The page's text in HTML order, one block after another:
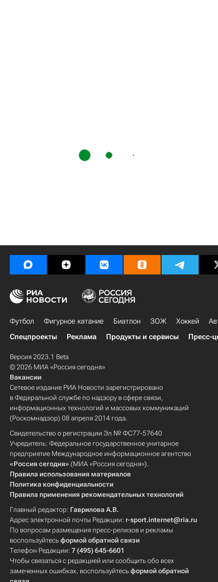
Футбол Фигурное катание Биатлон ЗОЖ Хоккей
Спецпроекты
Реклама Продукты и сервисы Пресс-
Версия 2023.1 Beta
© 2026 МИА «Россия сегодня»
Вакансии
Сетевое издание РИА Новости зарегистрировано
в Федеральной службе по надзору в сфере связи,
информационных технологий и массовых коммуникаций
(Роскомнадзор) 08 апреля 2014 года.
Свидетельство о регистрации Эл № ФС77-57640
Учредитель: Федеральное государственное унитарное
предприятие Международное информационное агентство
«Россия сегодня» (МИА «Россия сегодня»).
Правила использования материалов
Политика конфиденциальности
Правила применения рекомендательных технологий
Главный редактор: Гаврилова А.В.
Адрес электронной почты Редакции: r-sport.internet@ria.ru
По вопросам размещения пресс-релизов и рекламы
воспользуйтесьформой обратной связи
Телефон Редакции: 7 (495) 645-6601
Чтобы связаться с редакцией или сообщить обо всех
замеченных ошибках, воспользуйтесьформой обратной